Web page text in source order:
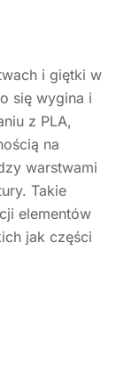
i giętki w
się wygina i
z PLA,
na
warstwami
Takie
elementów
jak części